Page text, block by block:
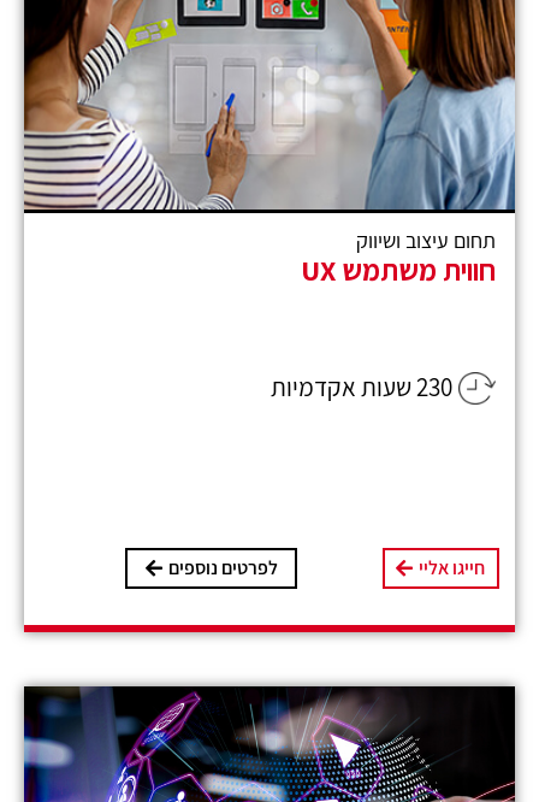
תחום עיצוב ושיווק
חווית משתמש UX
230 שעות אקדמיות
חייגו אליי לפרטים נוספים